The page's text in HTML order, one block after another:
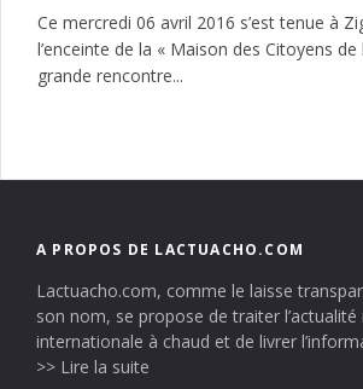
Ce mercredi 06 avril 2016 s’est tenue à
l’enceinte de la « Maison des Citoyens de
grande rencontre...
A PROPOS DE LACTUACHO.COM
Lactuacho.com, comme le laisse
son nom, se propose de traiter
internationale à chaud et de livrer
>> Lire la suite